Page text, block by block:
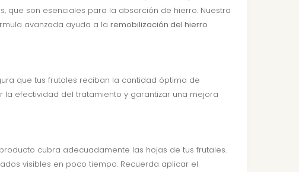
son esenciales para la absorción de hierro. Nuestra
avanzada ayuda a la remobilización del hierro
que tus frutales reciban la cantidad óptima de
la efectividad del tratamiento y garantizar una mejora
cubra adecuadamente las hojas de tus frutales.
visibles en poco tiempo. Recuerda aplicar el